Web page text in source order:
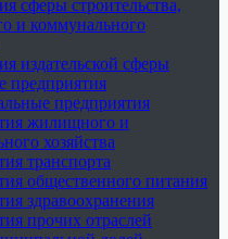
сферы строительства,
и коммунального
издательской сферы
предприятия
жилищного и
хозяйства
транспорта
общественного питания
здравоохранения
прочих отраслей